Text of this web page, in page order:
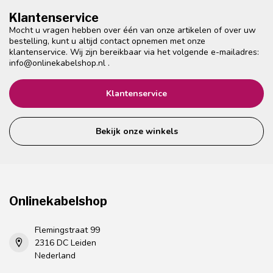
Klantenservice
Mocht u vragen hebben over één van onze artikelen of over uw
bestelling, kunt u altijd contact opnemen met onze
klantenservice. Wij zijn bereikbaar via het volgende e-mailadres:
info@onlinekabelshop.nl .
Klantenservice
Bekijk onze winkels
Onlinekabelshop
Flemingstraat 99
2316 DC Leiden
Nederland